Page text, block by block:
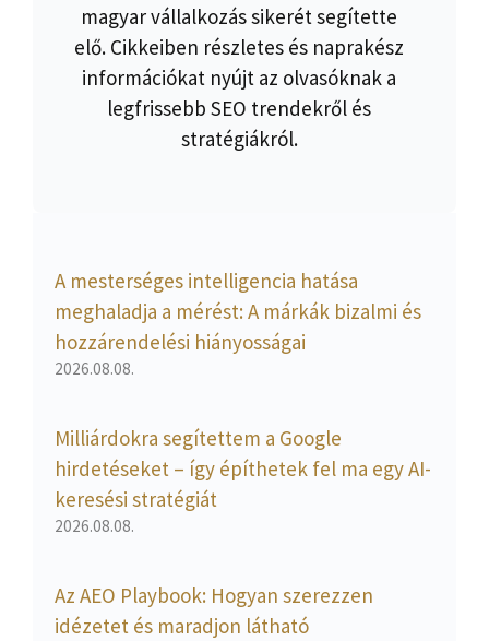
magyar vállalkozás sikerét segítette
elő. Cikkeiben részletes és naprakész
információkat nyújt az olvasóknak a
legfrissebb SEO trendekről és
stratégiákról.
A mesterséges intelligencia hatása
meghaladja a mérést: A márkák bizalmi és
hozzárendelési hiányosságai
2026.08.08.
Milliárdokra segítettem a Google
hirdetéseket – így építhetek fel ma egy AI-
keresési stratégiát
2026.08.08.
Az AEO Playbook: Hogyan szerezzen
idézetet és maradjon látható